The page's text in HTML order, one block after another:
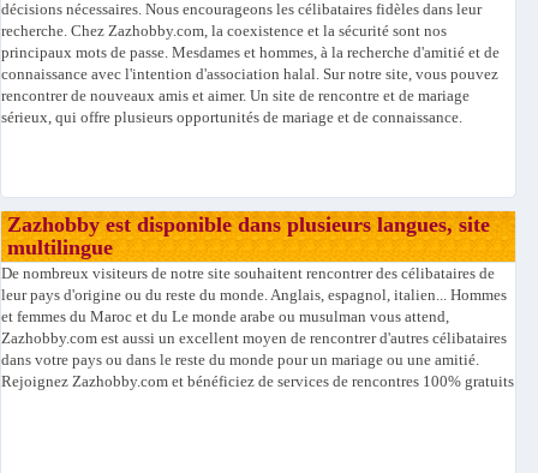
décisions nécessaires. Nous encourageons les célibataires fidèles dans leur
recherche. Chez Zazhobby.com, la coexistence et la sécurité sont nos
principaux mots de passe. Mesdames et hommes, à la recherche d'amitié et de
connaissance avec l'intention d'association halal. Sur notre site, vous pouvez
rencontrer de nouveaux amis et aimer. Un site de rencontre et de mariage
sérieux, qui offre plusieurs opportunités de mariage et de connaissance.
Zazhobby est disponible dans plusieurs langues, site
multilingue
De nombreux visiteurs de notre site souhaitent rencontrer des célibataires de
leur pays d'origine ou du reste du monde. Anglais, espagnol, italien... Hommes
et femmes du Maroc et du Le monde arabe ou musulman vous attend,
Zazhobby.com est aussi un excellent moyen de rencontrer d'autres célibataires
dans votre pays ou dans le reste du monde pour un mariage ou une amitié.
Rejoignez Zazhobby.com et bénéficiez de services de rencontres 100% gratuits